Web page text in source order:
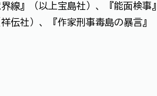
線』（以上宝島社）、『能面検事』
伝社）、『作家刑事毒島の暴言』